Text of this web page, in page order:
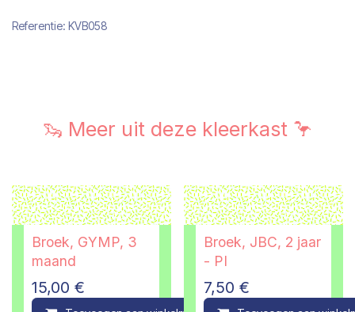
Referentie: KVB058
🦦 Meer uit deze kleerkast 🦩
Broek, GYMP, 3
maand
15,00 €
Broek, JBC, 2 jaar
- PI
7,50 €